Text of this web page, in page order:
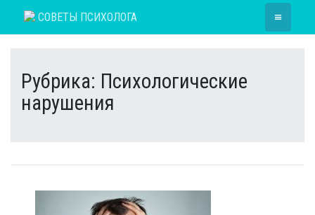
СОВЕТЫ ПСИХОЛОГА ≡
Рубрика: Психологические
нарушения